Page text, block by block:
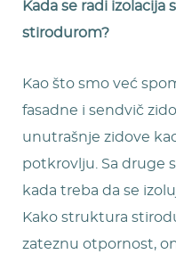
Kada se radi izolacija
stirodurom?
Kao što smo već
fasadne i sendvič
unutrašnje zidove
potkrovlju. Sa druge
kada treba da se
Kako struktura
zateznu otpornost,